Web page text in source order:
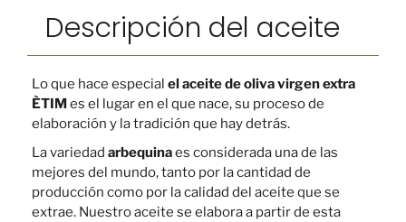
Descripción del aceite
Lo que hace especial el aceite de oliva virgen extra
ÈTIM es el lugar en el que nace, su proceso de
elaboración y la tradición que hay detrás.
La variedad arbequinaes considerada una de las
mejores del mundo, tanto por la cantidad de
producción como por la calidad del aceite que se
extrae. Nuestro aceite se elabora a partir de esta